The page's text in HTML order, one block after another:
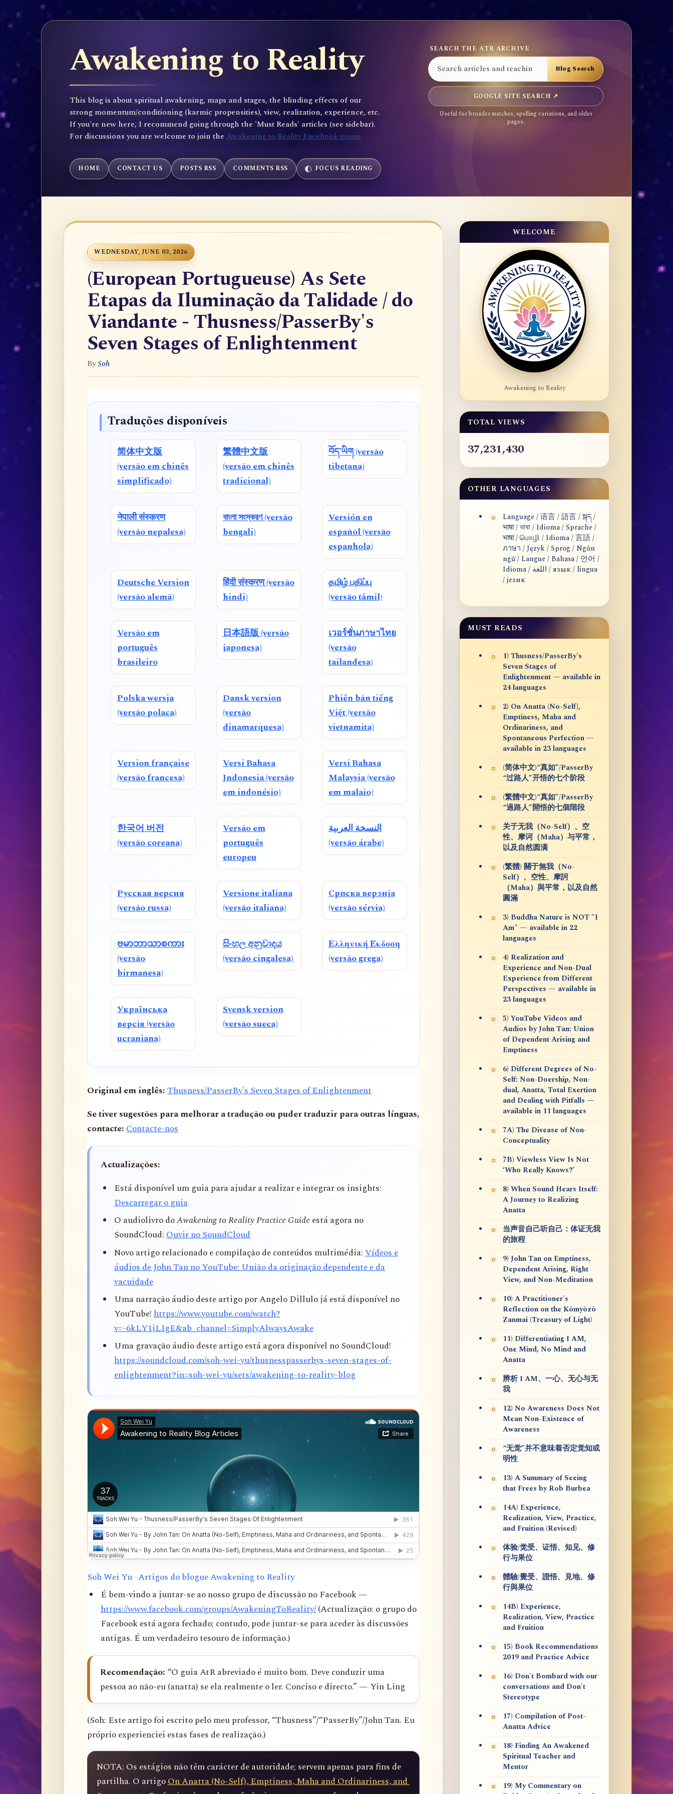
Awakening to Reality
This blog is about spiritual awakening, maps and stages, the blinding effects of our
strong momentum/conditioning (karmic propensities), view, realization, experience, etc.
If you're new here, I recommend going through the 'Must Reads' articles (see sidebar).
For discussions you are welcome to join the Awakening to Reality Facebook group
SEARCH THE ATR ARCHIVE
GOOGLE SITE SEARCH ↗
Useful for broader matches, spelling variations, and older
pages.
HOME CONTACT US POSTS RSS COMMENTS RSS FOCUS READING
WEDNESDAY, JUNE 03, 2026
(European Portugueuse) As Sete
Etapas da Iluminação da Talidade / do
Viandante - Thusness/PasserBy's
Seven Stages of Enlightenment
BySoh
Traduções disponíveis
简体中文版
(versão em chinês
simplificado)
繁體中文版
(versão em chinês
tradicional)
བོད་ཡིག (versão
tibetana)
नेपाली संस्करण
(versão nepalesa)
বাংলা সংস্করণ (versão
bengali)
Versión en
español (versão
espanhola)
Deutsche Version
(versão alemã)
हिंदी संस्करण (versão
hindi)
தமிழ் பதிப்பு
(versão tâmil)
Versão em
português
brasileiro
日本語版 (versão
japonesa)
เวอร์ชั่นภาษาไทย
(versão
tailandesa)
Polska wersja
(versão polaca)
Dansk version
(versão
dinamarquesa)
Phiên bản tiếng
Việt (versão
vietnamita)
Version française
(versão francesa)
Versi Bahasa
Indonesia (versão
em indonésio)
Versi Bahasa
Malaysia (versão
em malaio)
한국어 버전
(versão coreana)
Versão em
português
europeu
النسخة العربية
(versão árabe)
Русская версия
(versão russa)
Versione italiana
(versão italiana)
Српска верзија
(versão sérvia)
ဗမာဘာသာစကား
(versão
birmanesa)
සිංහල අනුවාදය
(versão cingalesa)
Ελληνική Έκδοση
(versão grega)
Українська
версія (versão
ucraniana)
Svensk version
(versão sueca)
Original em inglês:Thusness/PasserBy's Seven Stages of Enlightenment
Se tiver sugestões para melhorar a tradução ou puder traduzir para outras línguas,
contacte:Contacte-nos
Actualizações:
Está disponível um guia para ajudar a realizar e integrar os insights:
Descarregar o guia
O audiolivro doAwakening to Reality Practice Guide está agora no
SoundCloud:Ouvir no SoundCloud
Novo artigo relacionado e compilação de conteúdos multimédia:Vídeos e
áudios de John Tan no YouTube: União da originação dependente e da
vacuidade
Uma narração áudio deste artigo por Angelo Dillulo já está disponível no
YouTube!https://www.youtube.com/watch?
v=-6kLY1jLIgE&ab_channel=SimplyAlwaysAwake
Uma gravação áudio deste artigo está agora disponível no SoundCloud!
https://soundcloud.com/soh-wei-yu/thusnesspasserbys-seven-stages-of-
enlightenment?in=soh-wei-yu/sets/awakening-to-reality-blog
Soh Wei Yu· Artigos do blogue Awakening to Reality
É bem-vindo a juntar-se ao nosso grupo de discussão no Facebook —
https://www.facebook.com/groups/AwakeningToReality/(Actualização: o grupo do
Facebook está agora fechado; contudo, pode juntar-se para aceder às discussões
antigas. É um verdadeiro tesouro de informação.)
Recomendação: “O guia AtR abreviado é muito bom. Deve conduzir uma
pessoa ao não-eu (anatta) se ela realmente o ler. Conciso e directo.” — Yin Ling
(Soh: Este artigo foi escrito pelo meu professor, “Thusness”/“PasserBy”/John Tan. Eu
próprio experienciei estas fases de realização.)
NOTA: Os estágios não têm carácter de autoridade; servem apenas para fins de
partilha. O artigo On Anatta (No-Self), Emptiness, Maha and Ordinariness, and
WELCOME
Awakening to Reality
TOTAL VIEWS
37,231,430
OTHER LANGUAGES
Language / 语言 / 語言 / སྐད /
भाषा / ভাষা / Idioma / Sprache /
भाषा / மொழி / Idioma / 言語 /
ภาษา / Język / Sprog / Ngôn
ngữ / Langue / Bahasa / 언어 /
Idioma / اللغة / язык / lingua
/ језик
MUST READS
1) Thusness/PasserBy's
Seven Stages of
Enlightenment — available in
24 languages
2) On Anatta (No-Self),
Emptiness, Maha and
Ordinariness, and
Spontaneous Perfection —
available in 23 languages
(简体中文)“真如”/PasserBy
“过路人”开悟的七个阶段
(繁體中文)“真如”/PasserBy
“過路人”開悟的七個階段
关于无我（No-Self）、空
性、摩诃（Maha）与平常，
以及自然圆满
(繁體) 關于無我（No-
Self）、空性、摩訶
（Maha）與平常，以及自然
圓滿
3) Buddha Nature is NOT "I
Am" — available in 22
languages
4) Realization and
Experience and Non-Dual
Experience from Different
Perspectives — available in
23 languages
5) YouTube Videos and
Audios by John Tan: Union
of Dependent Arising and
Emptiness
6) Different Degrees of No-
Self: Non-Doership, Non-
dual, Anatta, Total Exertion
and Dealing with Pitfalls —
available in 11 languages
7A) The Disease of Non-
Conceptuality
7B) Viewless View Is Not
‘Who Really Knows?’
8) When Sound Hears Itself:
A Journey to Realizing
Anatta
当声音自己听自己：体证无我
的旅程
9) John Tan on Emptiness,
Dependent Arising, Right
View, and Non-Meditation
10) A Practitioner's
Reflection on the Kōmyōzō
Zanmai (Treasury of Light)
11) Differentiating I AM,
One Mind, No Mind and
Anatta
辨析 I AM、一心、无心与无
我
12) No Awareness Does Not
Mean Non-Existence of
Awareness
“无觉”并不意味着否定觉知或
明性
13) A Summary of Seeing
that Frees by Rob Burbea
14A) Experience,
Realization, View, Practice,
and Fruition (Revised)
体验/觉受、证悟、知见、修
行与果位
體驗/覺受、證悟、見地、修
行與果位
14B) Experience,
Realization, View, Practice
and Fruition
15) Book Recommendations
2019 and Practice Advice
16) Don't Bombard with our
conversations and Don't
Stereotype
17) Compilation of Post-
Anatta Advice
18) Finding An Awakened
Spiritual Teacher and
Mentor
19) My Commentary on